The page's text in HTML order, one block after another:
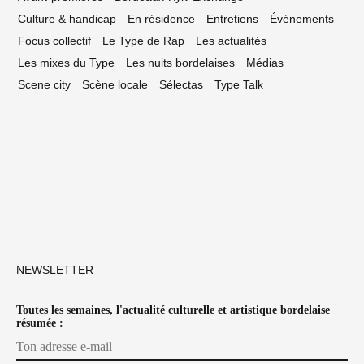
Culture & handicap
En résidence Entretiens
Événements
Focus collectif
Le Type de Rap
Les actualités
Les mixes du Type
Les nuits bordelaises
Médias
Scene city
Scène locale Sélectas Type Talk
NEWSLETTER
Toutes les semaines, l'actualité culturelle et artistique bordelaise
résumée :